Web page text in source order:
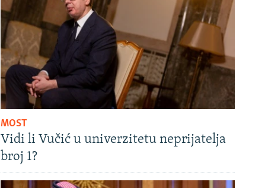
MOST
Vidi li Vučić u univerzitetu neprijatelja
broj 1?